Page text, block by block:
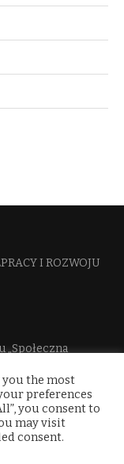
I ROZWOJU​
you the most
preferences
you consent to
may visit
consent.